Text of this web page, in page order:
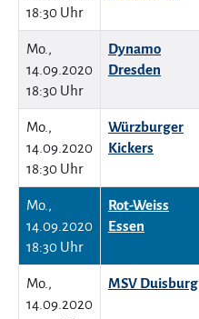
18:30 Uhr
Mo.,
14.09.2020
18:30 Uhr
Dynamo
Dresden
Mo.,
14.09.2020
18:30 Uhr
Würzburger
Kickers
Mo.,
14.09.2020
18:30 Uhr
Rot-Weiss
Essen
Mo.,
14.09.2020
MSV Duisburg